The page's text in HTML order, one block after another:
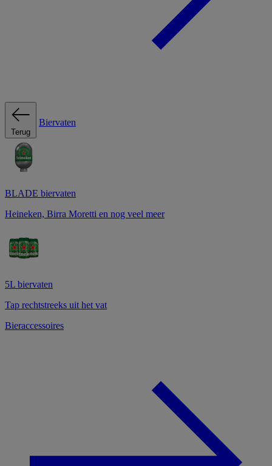
Terug
Biervaten
BLADE biervaten
Heineken, Birra Moretti en nog veel meer
5L biervaten
Tap rechtstreeks uit het vat
Bieraccessoires